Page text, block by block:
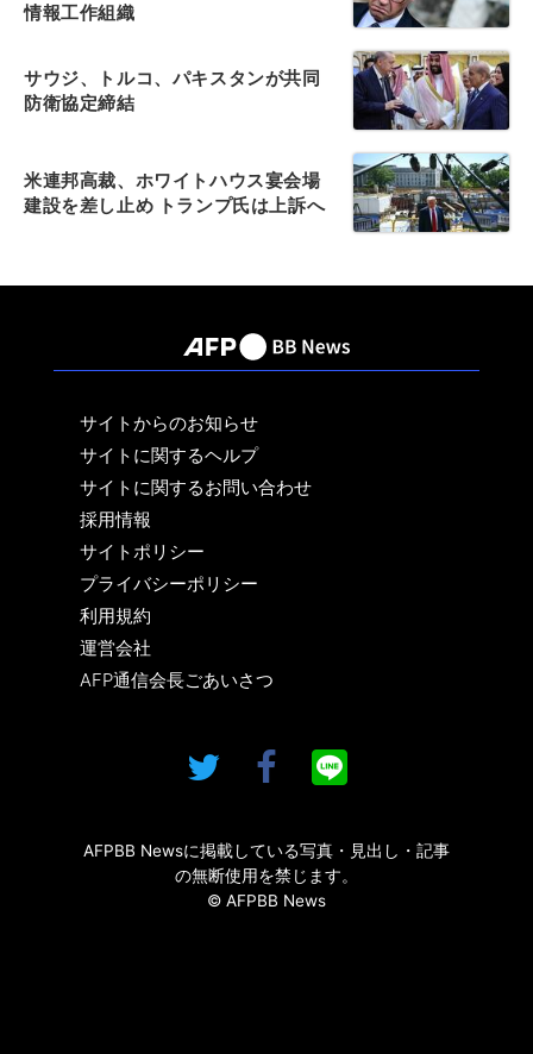
情報工作組織
サウジ、トルコ、パキスタンが共同
防衛協定締結
米連邦高裁、ホワイトハウス宴会場
建設を差し止め トランプ氏は上訴へ
サイトからのお知らせ
サイトに関するヘルプ
サイトに関するお問い合わせ
採用情報
サイトポリシー
プライバシーポリシー
利用規約
運営会社
AFP通信会長ごあいさつ
AFPBB Newsに掲載している写真・見出し・記事
の無断使用を禁じます。
© AFPBB News